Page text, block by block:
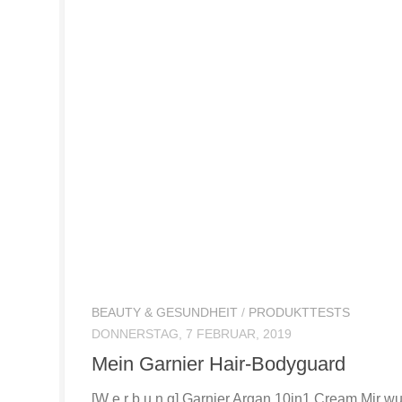
BEAUTY & GESUNDHEIT / PRODUKTTESTS
DONNERSTAG, 7 FEBRUAR, 2019
Mein Garnier Hair-Bodyguard
[W e r b u n g] Garnier Argan 10in1 Cream Mir